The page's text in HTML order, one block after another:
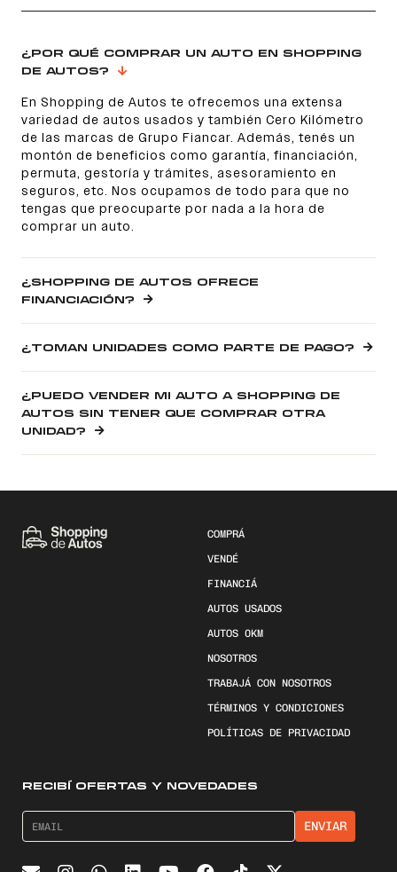
¿POR QUÉ COMPRAR UN AUTO EN SHOPPING
DE AUTOS?
En Shopping de Autos te ofrecemos una extensa
variedad de autos usados y también Cero Kilómetro
de las marcas de Grupo Fiancar. Además, tenés un
montón de beneficios como garantía, financiación,
permuta, gestoría y trámites, asesoramiento en
seguros, etc. Nos ocupamos de todo para que no
tengas que preocuparte por nada a la hora de
comprar un auto.
¿SHOPPING DE AUTOS OFRECE
FINANCIACIÓN?
¿TOMAN UNIDADES COMO PARTE DE PAGO?
¿PUEDO VENDER MI AUTO A SHOPPING DE
AUTOS SIN TENER QUE COMPRAR OTRA
UNIDAD?
COMPRÁ
VENDÉ
FINANCIÁ
AUTOS USADOS
AUTOS 0KM
NOSOTROS
TRABAJÁ CON NOSOTROS
TÉRMINOS Y CONDICIONES
POLÍTICAS DE PRIVACIDAD
RECIBÍ OFERTAS Y NOVEDADES